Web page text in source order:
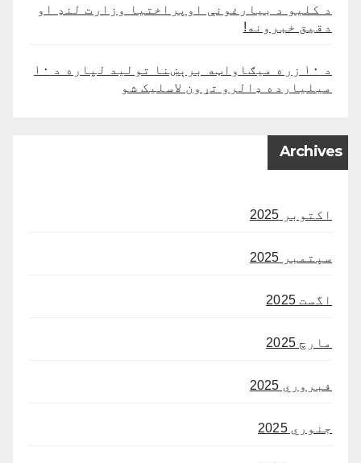
د کلیو د بیارغونې اوپراختیا وزارت لنډ او
دقیق خبرونه!
د ۱۰ زره میګاواټه برېښنا تولید لپاره د ۱۰
میلیارده ډالرو تړون لاسلیک شو
Archives
اکتوبر 2025
سپتمبر 2025
اگست 2025
مارچ 2025
فبروري 2025
جنوري 2025